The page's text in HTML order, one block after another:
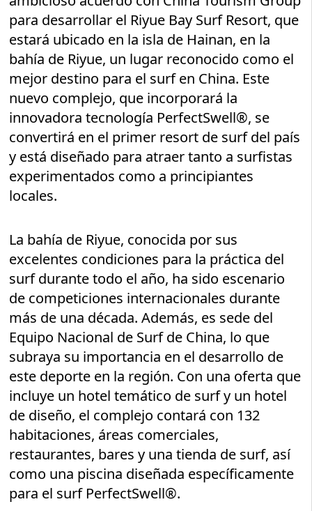
para desarrollar el Riyue Bay Surf Resort, que
estará ubicado en la isla de Hainan, en la
bahía de Riyue, un lugar reconocido como el
mejor destino para el surf en China. Este
nuevo complejo, que incorporará la
innovadora tecnología PerfectSwell®, se
convertirá en el primer resort de surf del país
y está diseñado para atraer tanto a surfistas
experimentados como a principiantes
locales.
La bahía de Riyue, conocida por sus
excelentes condiciones para la práctica del
surf durante todo el año, ha sido escenario
de competiciones internacionales durante
más de una década. Además, es sede del
Equipo Nacional de Surf de China, lo que
subraya su importancia en el desarrollo de
este deporte en la región. Con una oferta que
incluye un hotel temático de surf y un hotel
de diseño, el complejo contará con 132
habitaciones, áreas comerciales,
restaurantes, bares y una tienda de surf, así
como una piscina diseñada específicamente
para el surf PerfectSwell®.